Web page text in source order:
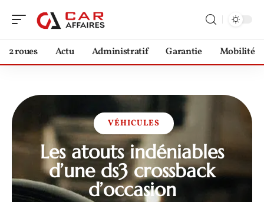
2 roues Actu Administratif Garantie Mobilité
VÉHICULES
Les atouts indéniables
d’une ds3 crossback
d’occasion